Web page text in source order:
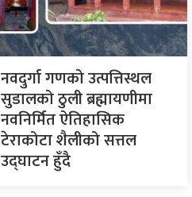
नवदुर्गा गणको उत्पत्तिस्थल
सुडालको ठुली ब्रह्मायणीमा
नवनिर्मित ऐतिहासिक
टेराकोटा शैलीको सत्तल
उद्घाटन हुँदै